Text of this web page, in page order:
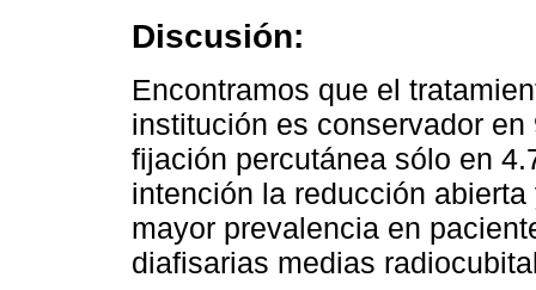
Discusión:
Encontramos que el
institución es conservador
fijación percutánea sólo en
intención la reducción
mayor prevalencia en
diafisarias medias